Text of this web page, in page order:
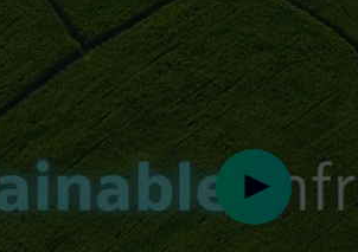
Play